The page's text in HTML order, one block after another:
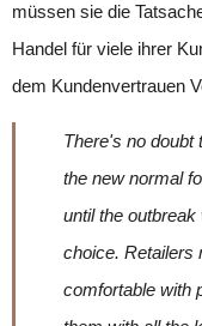
müssen sie die
Handel für viele ihrer
dem Kundenvertrauen
There's no doubt
the new normal
until the
choice. Retailers
comfortable with